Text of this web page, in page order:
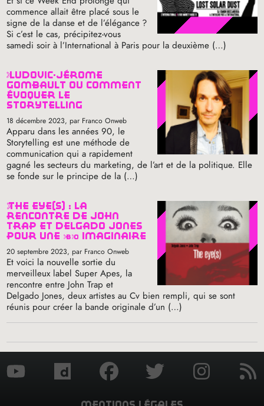
commence allait être placé sous le
signe de la danse et de l’élégance ?
Si c’est le cas, précipitez-vous
samedi soir à l’International à Paris pour la deuxième (…)
ludovic-jérôme
gombault ou comment
évoquer le
storytelling
18 décembre 2023, par Franco Onweb
Apparu dans les années 90, le
Storytelling est une méthode de
communication qui a rapidement
gagné les secteurs du marketing, de l’art et de la politique. Elle
se fonde sur le principe de la (…)
the eye(s) : la
rencontre de john
trap et delgado jones
pour une bo imaginaire
20 septembre 2023, par Franco Onweb
Et voici la nouvelle sortie du
merveilleux label Super Apes, la
rencontre entre John Trap et
Delgado Jones, deux artistes au Cv bien rempli, qui se sont
réunis pour créer la bande originale d’un (…)